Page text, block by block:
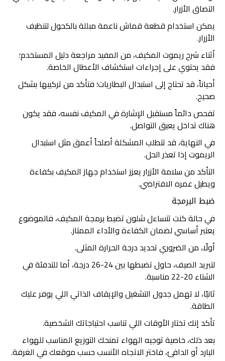
التصاق الأزرار.
يمكن استخدام قطعة قماش ناعمة مبللة بالكحول لتنظيف
الأزرار.
أثناء شرح ريموت المكيف، من المفيد مراجعة دليل المستخدم؛
فقد يحتوي على إجراءات استكشاف الأعطال الخاصة.
أحياناً، قد تحتاج إلى استبدال البطاريات؛ فتأكد من تركيبها بشكل
صحيح.
تفحص دائماً مستقبل الإشارة في المكيف نفسه، فقد يكون
هناك تداخل يعيق التواصل.
في النهاية، قد تتطلب المشكلة أصلحاً أعمق مثل استبدال
الريموت إذا تعذر الحل.
التأكد من سلامة الأزرار يعزز استخدام جهاز المكيف بكفاءة
ويطيل عمره الافتراضي.
ضبط البرمجة
في حالة كنت تتساءل شلون تضبط برمجة المكيف، فالموضوع
يعتبر أساسي لضمان الكفاءة والأداء الممتاز.
أولًا، من الضروري تحديد درجة الحرارة المثلى.
لتبريد الصيف، حاول تضبطها بين 24-26 درجة، أما للتدفئة في
الشتاء 20-22 مناسبة.
ثانيًا، لا تهمل جدول التشغيل والإيقاف الذاتي اللي يوفر عليك
الطاقة.
تأكد إنك تختار الأوقات اللي تناسب احتياجاتك الشخصية.
بعد ذلك، خاصية توجيه الهواء تمنحك التوزيع المناسب للهواء
البارد أو الدافئ، فاختر الاتجاه الأنسب حسب موقعك في الغرفة.